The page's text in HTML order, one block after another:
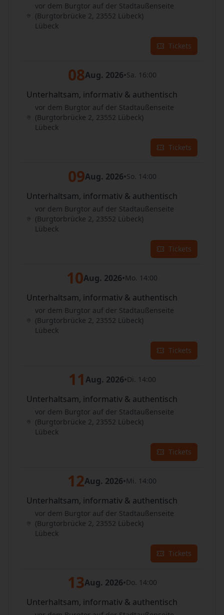
vor dem Burgtor auf der Stadtaußenseite
(Burgtorbrücke 2, 23552 Lübeck)
Lübeck
Tickets
08Aug. 2026•Sa. 16:00
Unterhaltsam, informativ & authentisch
vor dem Burgtor auf der Stadtaußenseite
(Burgtorbrücke 2, 23552 Lübeck)
Lübeck
Tickets
09Aug. 2026•So. 14:00
Unterhaltsam, informativ & authentisch
vor dem Burgtor auf der Stadtaußenseite
(Burgtorbrücke 2, 23552 Lübeck)
Lübeck
Tickets
10Aug. 2026•Mo. 14:00
Unterhaltsam, informativ & authentisch
vor dem Burgtor auf der Stadtaußenseite
(Burgtorbrücke 2, 23552 Lübeck)
Lübeck
Tickets
11 Aug. 2026•Di. 14:00
Unterhaltsam, informativ & authentisch
vor dem Burgtor auf der Stadtaußenseite
(Burgtorbrücke 2, 23552 Lübeck)
Lübeck
Tickets
12Aug. 2026•Mi. 14:00
Unterhaltsam, informativ & authentisch
vor dem Burgtor auf der Stadtaußenseite
(Burgtorbrücke 2, 23552 Lübeck)
Lübeck
Tickets
13Aug. 2026•Do. 14:00
Unterhaltsam, informativ & authentisch